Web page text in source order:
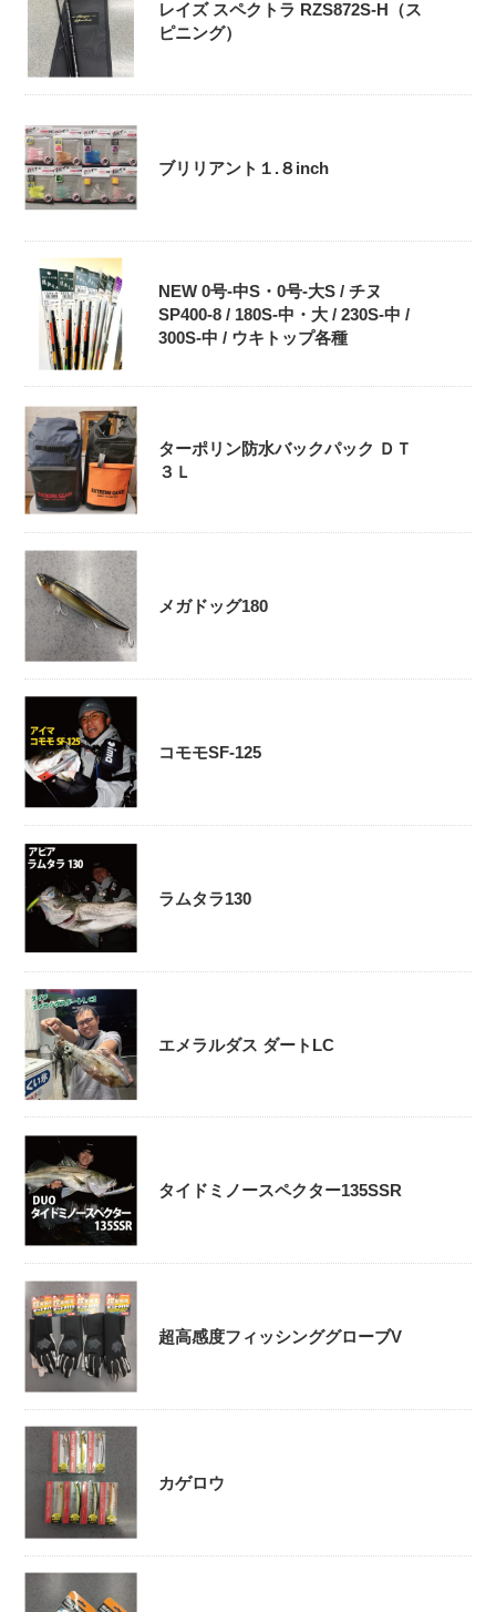
レイズ スペクトラ RZS872S-H（ス
ピニング）
ブリリアント１.８inch
NEW 0号-中S・0号‐大S / チヌ
SP400-8 / 180S-中・大 / 230S-中 /
300S-中 / ウキトップ各種
ターポリン防水バックパック ＤＴ
３Ｌ
メガドッグ180
コモモSF-125
ラムタラ130
エメラルダス ダートLC
タイドミノースペクター135SSR
超高感度フィッシンググローブV
カゲロウ